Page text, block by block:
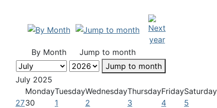
By Month
Jump to month
Jump to month
July 2025
MondayTuesdayWednesdayThursdayFridaySaturday
2730 1 2 3 4
5